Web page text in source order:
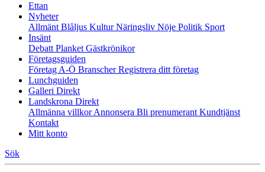
Ettan
Nyheter
Allmänt Blåljus KulturNäringsliv Nöje Politik Sport
Insänt
Debatt Planket Gästkrönikor
Företagsguiden
Företag A-Ö BranscherRegistrera ditt företag
Lunchguiden
Galleri Direkt
Landskrona Direkt
Allmänna villkorAnnonsera Bli prenumerant Kundtjänst
Kontakt
Mitt konto
Sök